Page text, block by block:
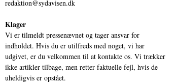
redaktion@sydavisen.dk
Klager
Vi er tilmeldt pressenævnet og tager ansvar for
indholdet. Hvis du er utilfreds med noget, vi har
udgivet, er du velkommen til at kontakte os. Vi trækker
ikke artikler tilbage, men retter faktuelle fejl, hvis de
uheldigvis er opstået.